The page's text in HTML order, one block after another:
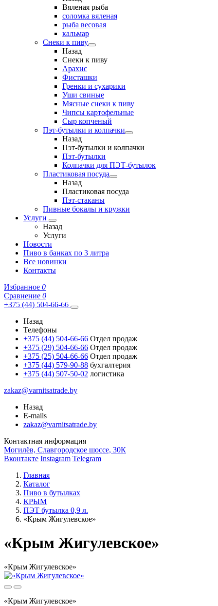
Вяленая рыба
соломка вяленая
рыба весовая
кальмар
Снеки к пиву
Назад
Снеки к пиву
Арахис
Фисташки
Гренки и сухарики
Уши свиные
Мясные снеки к пиву
Чипсы картофельные
Сыр копченый
Пэт-бутылки и колпачки
Назад
Пэт-бутылки и колпачки
Пэт-бутылки
Колпачки для ПЭТ-бутылок
Пластиковая посуда
Назад
Пластиковая посуда
Пэт-стаканы
Пивные бокалы и кружки
Услуги
Назад
Услуги
Новости
Пиво в банках по 3 литра
Все новинки
Контакты
Избранное 0
Сравнение 0
+375 (44) 504-66-66
Назад
Телефоны
+375 (44) 504-66-66 Отдел продаж
+375 (29) 504-66-66 Отдел продаж
+375 (25) 504-66-66 Отдел продаж
+375 (44) 579-90-88 бухгалтерия
+375 (44) 507-50-02 логистика
zakaz@varnitsatrade.by
Назад
E-mails
zakaz@varnitsatrade.by
Контактная информация
Могилёв, Славгородское шоссе, 30К
Вконтакте Instagram Telegram
Главная
Каталог
Пиво в бутылках
КРЫМ
ПЭТ бутылка 0,9 л.
«Крым Жигулевское»
«Крым Жигулевское»
«Крым Жигулевское»
«Крым Жигулевское»